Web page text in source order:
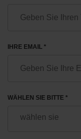
IHRE EMAIL *
WÄHLEN SIE BITTE *